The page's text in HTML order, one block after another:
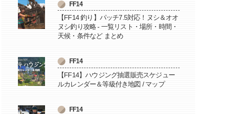
FF14
【FF14 釣り】パッチ7.5対応！ヌシ＆オオ
ヌシ釣り攻略 - 一覧リスト・場所・時間・
天候・条件など まとめ
FF14
【FF14】ハウジング抽選販売スケジュー
ルカレンダー＆等級付き地図 / マップ
FF14